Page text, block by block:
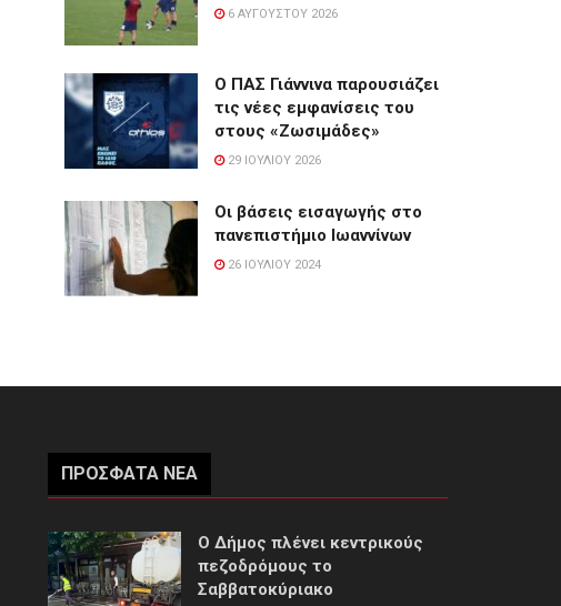
6 ΑΥΓΟΎΣΤΟΥ 2026
Ο ΠΑΣ Γιάννινα παρουσιάζει
τις νέες εμφανίσεις του
στους «Ζωσιμάδες»
29 ΙΟΥΛΊΟΥ 2026
Οι βάσεις εισαγωγής στο
πανεπιστήμιο Ιωαννίνων
26 ΙΟΥΛΊΟΥ 2024
ΠΡΌΣΦΑΤΑ ΝΈΑ
Ο Δήμος πλένει κεντρικούς
πεζοδρόμους το
Σαββατοκύριακο